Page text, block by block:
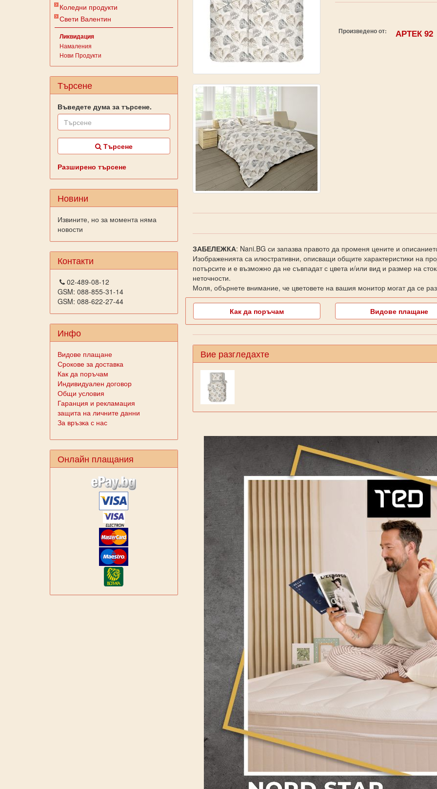
Коледни продукти
Свети Валентин
Ликвидация
Намаления
Нови Продукти
Търсене
Въведете дума за търсене.
Търсене
Разширено търсене
Новини
Извините, но за момента няма
новости
Контакти
02-489-08-12
GSM: 088-855-31-14
GSM: 088-622-27-44
Инфо
Видове плащане
Срокове за доставка
Как да поръчам
Индивидуален договор
Общи условия
Гаранция и рекламация
защита на личните данни
За връзка с нас
Онлайн плащания
Произведено от: АРТЕК 92
ЗАБЕЛЕЖКА: Nani.BG си запазва правото да променя цените и
Изображенията са илюстративни, описващи общите характеристики на
потърсите и е възможно да не съвпадат с цвета и/или вид и размер на
неточности.
Моля, обърнете внимание, че цветовете на вашия монитор могат да се
Как да поръчам Видове плащане
Вие разгледахте